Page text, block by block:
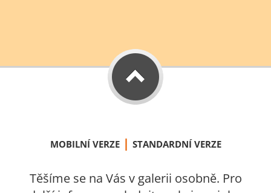
MOBILNÍ VERZE | STANDARDNÍ VERZE
Těšíme se na Vás v galerii osobně. Pro